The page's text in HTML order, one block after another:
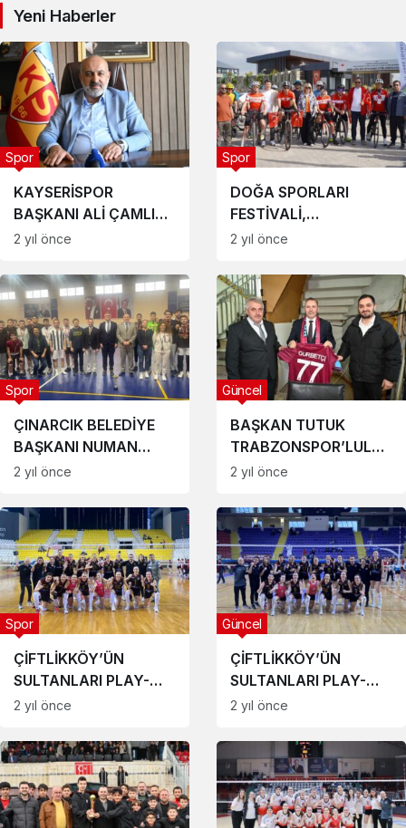
Yeni Haberler
KAYSERİSPOR
BAŞKANI ALİ ÇAMLI
İSTİFA ETTİ
Spor
2 yıl önce
DOĞA SPORLARI
FESTİVALİ,
ALTINOVA’DA START
Spor
2 yıl önce
ÇINARCIK BELEDİYE
BAŞKANI NUMAN
SOYER ÖĞRENCİLERİN
ORTAK OLDU
Spor
2 yıl önce
BAŞKAN TUTUK
TRABZONSPOR’LULARIN
MİSAFİRİ OLDU
Güncel
2 yıl önce
ÇİFTLİKKÖY’ÜN
SULTANLARI PLAY-
OFF FİNAL GRUBUNDA
Spor
2 yıl önce
ÇİFTLİKKÖY’ÜN
SULTANLARI PLAY-
OFF YARI
Güncel
2 yıl önce